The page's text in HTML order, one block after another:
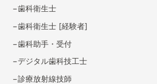
歯科衛生士
歯科衛生士 [経験者]
歯科助⼿・受付
デジタル歯科技工士
診療放射線技師